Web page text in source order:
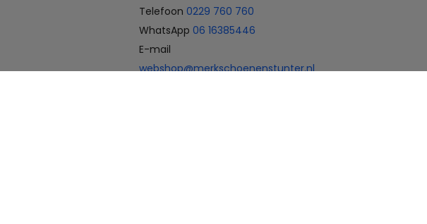
Telefoon 0229 760 760
WhatsApp 06 16385446
E-mail
webshop@merkschoenenstunter.nl